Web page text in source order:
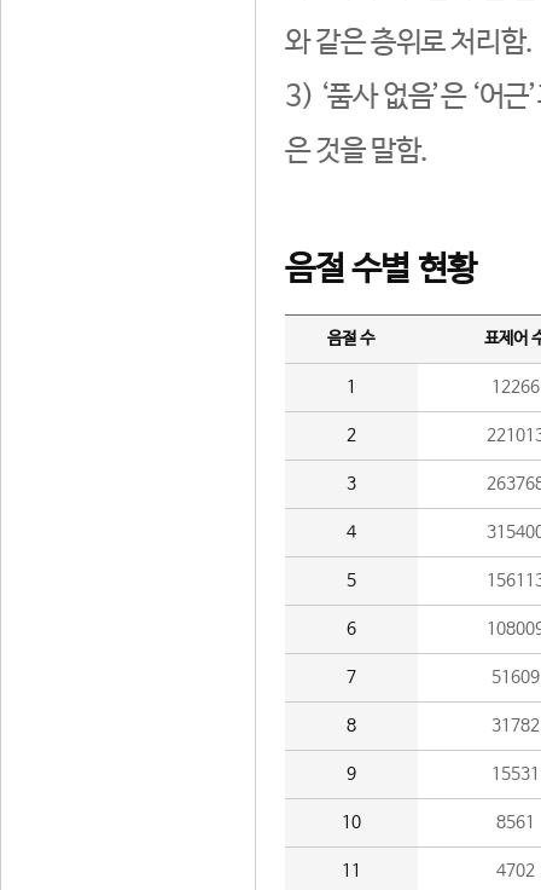
와 같은 층위로 처리함.
3) ‘품사 없음’은 ‘어
은 것을 말함.
음절 수별 현황
음절 수 표제어
1 12266
2
3
4
5
6
7 51609
8 31782
9 15531
10 8561
11 4702